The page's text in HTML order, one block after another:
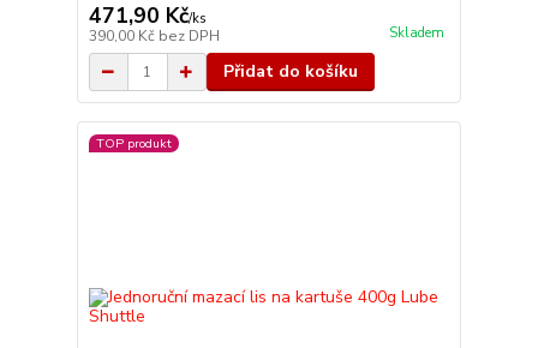
471,90 Kč/ks
390,00 Kč bez DPH Skladem
Přidat do košíku
TOP produkt